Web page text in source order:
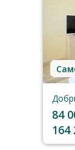
84
164